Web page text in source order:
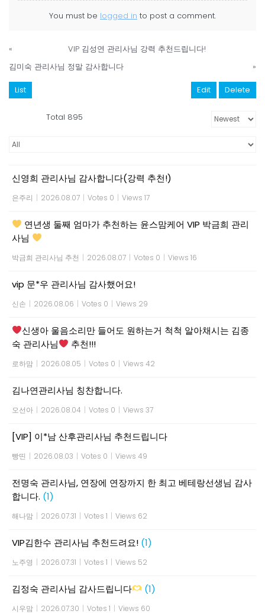
You must be logged in to post a comment.
«
VIP 김성연 관리사님 강력 추천드립니다!
김미숙 관리사님 정말 감사합니다
»
List Edit Delete
Total 895
신영희 관리사님 감사합니다(강력 추천!)
은주리 | 2026.08.07 | Votes 0 | Views 17
연년생 둘째 엄마가 추천하는 윤스맘케어 VIP 박금희 관리
사님
박금희 관리사님 추천 | 2026.08.07 | Votes 0 | Views 16
vip 문*우 관리사님 감사했어요!
신손 | 2026.08.06 | Votes 0 | Views 29
신생아 울음소리만 들어도 원하는거 척척 알아채시는 김종
숙 관리사님
추천!!!
로하맘 | 2026.08.05 | Votes 0 | Views 42
김나연관리사님 칭찬합니다.
오선아 | 2026.08.04 | Votes 0 | Views 37
[VIP] 이*남 산후관리사님 추천드립니다
빵띤 | 2026.08.03 | Votes 0 | Views 49
전명숙 관리사님, 연장에 연장까지 한 최고 베테랑선생님 감사
합니다. (1)
해나맘 | 2026.07.31 | Votes 1 | Views 62
VIP김한수 관리사님 추천드려요! (1)
노주영 | 2026.07.31 | Votes 1 | Views 52
김정숙 관리사님 감사드립니다 (1)
시우맘 | 2026.07.30 | Votes 1 | Views 60